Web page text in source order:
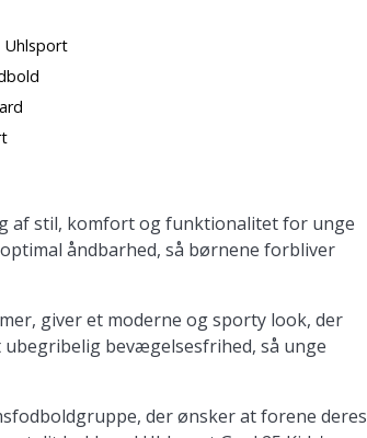
Uhlsport
af stil, komfort og funktionalitet for unge
åndbarhed, så børnene forbliver
giver et moderne og sporty look, der
bevægelsesfrihed, så unge
der ønsker at forene deres